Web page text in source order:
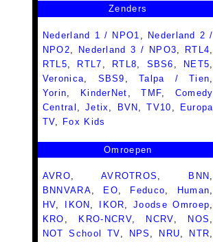
Zenders
Nederland 1 / NPO1
Nederland 2 /
NPO2
Nederland 3 / NPO3 RTL4
RTL5
RTL7 RTL8 SBS6 NET5
Veronica
SBS9 ,Talpa / Tien
Yorin
KinderNet ,TMF
Comedy
Central
Jetix BVN ,TV10
Europa
TV
Fox Kids
Omroepen
AVRO, AVROTROS , BNN ,
BNNVARA, EO, Feduco, Human,
HV, IKON , IKOR,Joodse Omroep,
KRO , KRO-NCRV, NCRV, NOS ,
NOT School TV, NPS , NRU, NTR,